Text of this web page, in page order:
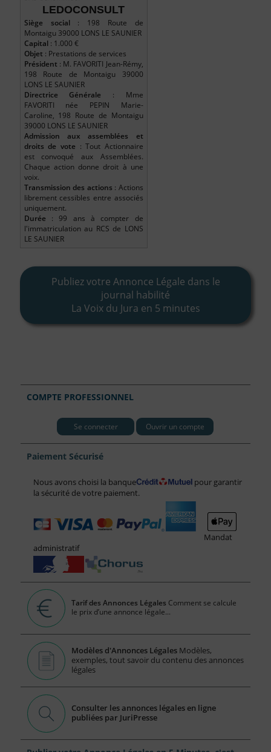
LEDOCONSULT
Siège social : 198 Route de
Montaigu 39000 LONS LE SAUNIER
Capital : 1.000 €
Objet : Prestations de services
Président : M. FAVORITI Jean-Rémy,
198 Route de Montaigu 39000
LONS LE SAUNIER
Directrice Générale : Mme
FAVORITI née PEPIN Marie-
Caroline, 198 Route de Montaigu
39000 LONS LE SAUNIER
Admission aux assemblées et
droits de vote : Tout Actionnaire
est convoqué aux Assemblées.
Chaque action donne droit à une
voix.
Transmission des actions : Actions
librement cessibles entre associés
uniquement.
Durée : 99 ans à compter de
l'immatriculation au RCS de LONS
LE SAUNIER
Publiez votre Annonce Légale dans le
journal habilité
La Voix du Jura en 5 minutes
COMPTE PROFESSIONNEL
Se connecter Ouvrir un compte
Paiement Sécurisé
Nous avons choisi la banque
pour garantir
la sécurité de votre paiement.
Mandat
administratif
Tarif des Annonces Légales Comment se calcule
le prix d’une annonce légale...
Modèles d'Annonces Légales Modèles,
exemples, tout savoir du contenu des annonces
légales
Consulter les annonces légales en ligne
publiées par JuriPresse